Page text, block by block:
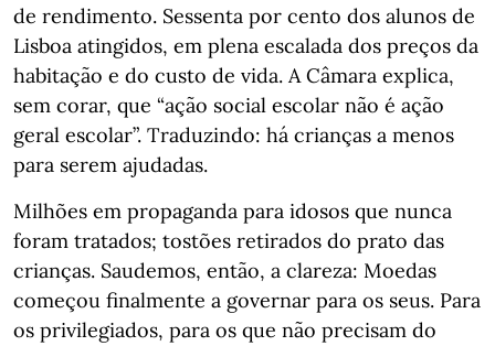
de rendimento. Sessenta por cento dos alunos de
Lisboa atingidos, em plena escalada dos preços da
habitação e do custo de vida. A Câmara explica,
sem corar, que “ação social escolar não é ação
geral escolar”. Traduzindo: há crianças a menos
para serem ajudadas.
Milhões em propaganda para idosos que nunca
foram tratados; tostões retirados do prato das
crianças. Saudemos, então, a clareza: Moedas
começou finalmente a governar para os seus. Para
os privilegiados, para os que não precisam do